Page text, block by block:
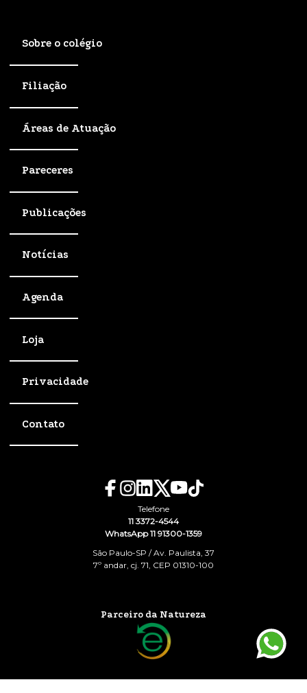
Sobre o colégio
Filiação
Áreas de Atuação
Pareceres
Publicações
Notícias
Agenda
Loja
Privacidade
Contato
Telefone
11 3372-4544
WhatsApp 11 91300-1359
São Paulo-SP / Av. Paulista, 37
7º andar, cj. 71, CEP 01310-100
Parceiro da Natureza